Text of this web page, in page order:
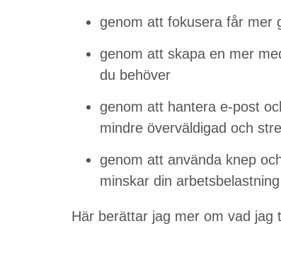
genom att fokusera får mer
genom att skapa en mer
du behöver
genom att hantera e-post
mindre överväldigad och
genom att använda knep
minskar din arbetsbelastning
Här berättar jag mer om vad jag